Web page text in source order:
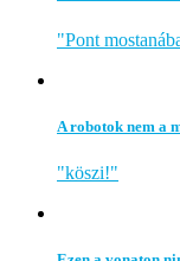
"Pont
A robotok nem a
"köszi!"